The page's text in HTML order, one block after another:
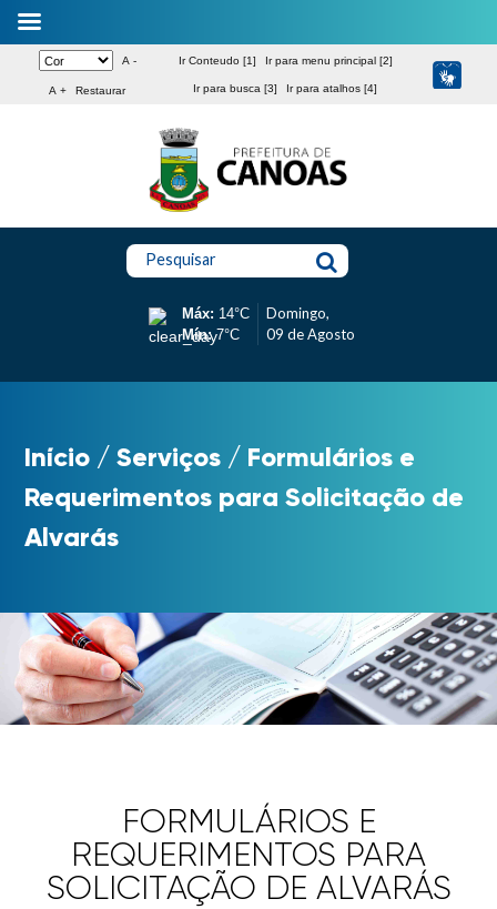
A -
A + Restaurar
Ir Conteudo [1] Ir para menu principal [2]
Ir para busca [3] Ir para atalhos [4]
Pesquisar
Máx: 14°C
Mín:7°C
Domingo,
09 de Agosto
Início /Serviços / Formulários e
Requerimentos para Solicitação de
Alvarás
FORMULÁRIOS E
REQUERIMENTOS PARA
SOLICITAÇÃO DE ALVARÁS